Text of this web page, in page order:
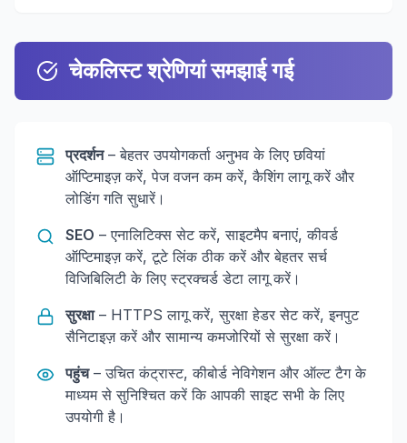
चेकलिस्ट श्रेणियां समझाई गई
प्रदर्शन– बेहतर उपयोगकर्ता अनुभव के लिए छवियां
ऑप्टिमाइज़ करें, पेज वजन कम करें, कैशिंग लागू करें और
लोडिंग गति सुधारें।
SEO – एनालिटिक्स सेट करें, साइटमैप बनाएं, कीवर्ड
ऑप्टिमाइज़ करें, टूटे लिंक ठीक करें और बेहतर सर्च
विजिबिलिटी के लिए स्ट्रक्चर्ड डेटा लागू करें।
सुरक्षा– HTTPS लागू करें, सुरक्षा हेडर सेट करें, इनपुट
सैनिटाइज़ करें और सामान्य कमजोरियों से सुरक्षा करें।
पहुंच– उचित कंट्रास्ट, कीबोर्ड नेविगेशन और ऑल्ट टैग के
माध्यम से सुनिश्चित करें कि आपकी साइट सभी के लिए
उपयोगी है।